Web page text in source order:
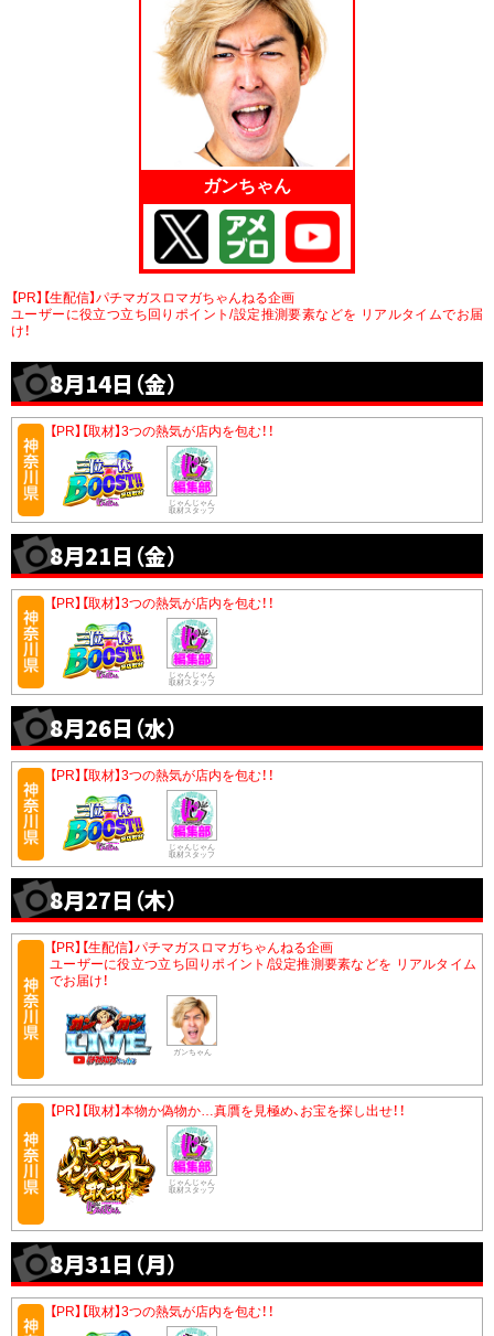
ガンちゃん
【PR】【生配信】パチマガスロマガちゃんねる企画
ユーザーに役立つ立ち回りポイント/設定推測要素などを リアルタイムでお届
け！
8月14日（金）
【PR】【取材】3つの熱気が店内を包む！！
じゃんじゃん
取材スタッフ
8月21日（金）
【PR】【取材】3つの熱気が店内を包む！！
じゃんじゃん
取材スタッフ
8月26日（水）
【PR】【取材】3つの熱気が店内を包む！！
じゃんじゃん
取材スタッフ
8月27日（木）
【PR】【生配信】パチマガスロマガちゃんねる企画
ユーザーに役立つ立ち回りポイント/設定推測要素などを リアルタイム
でお届け！
ガンちゃん
【PR】【取材】本物か偽物か…真贋を見極め、お宝を探し出せ！！
じゃんじゃん
取材スタッフ
8月31日（月）
【PR】【取材】3つの熱気が店内を包む！！